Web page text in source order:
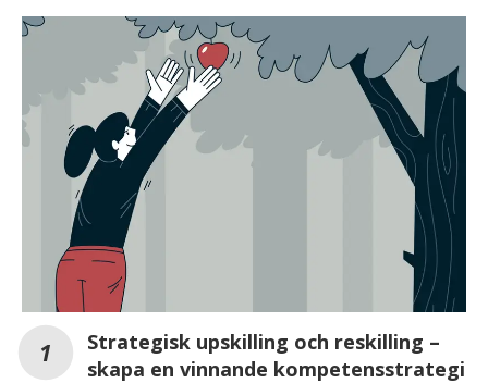
Strategisk upskilling och reskilling –
skapa en vinnande kompetensstrategi